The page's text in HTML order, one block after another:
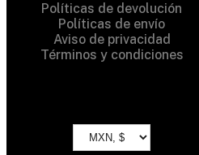
Políticas de devolución
Políticas de envío
Aviso de privacidad
Términos y condiciones